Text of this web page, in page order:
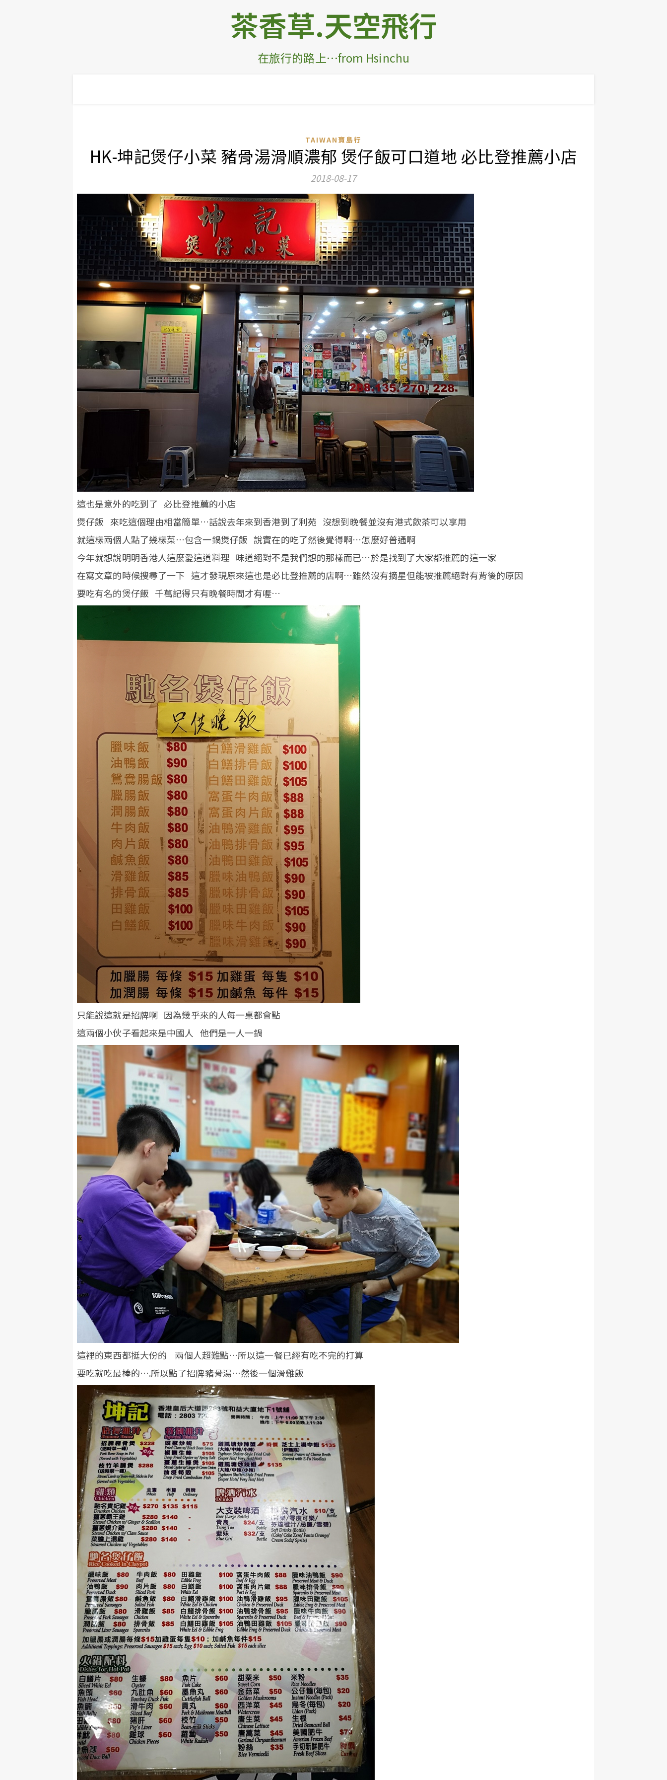
茶香草.天空飛行
在旅行的路上…from Hsinchu
TAIWAN寶島行
HK-坤記煲仔小菜 豬骨湯滑順濃郁 煲仔飯可口道地 必比登推薦小店
2018-08-17
這也是意外的吃到了 必比登推薦的小店
煲仔飯 來吃這個理由相當簡單…話說去年來到香港到了利苑 沒想到晚餐並沒有港式飲茶可以享用
就這樣兩個人點了幾樣菜…包含一鍋煲仔飯 說實在的吃了然後覺得啊…怎麼好普通啊
今年就想說明明香港人這麼愛這道料理 味道絕對不是我們想的那樣而已…於是找到了大家都推薦的這一家
在寫文章的時候搜尋了一下 這才發現原來這也是必比登推薦的店啊…雖然沒有摘星但能被推薦絕對有背後的原因
要吃有名的煲仔飯 千萬記得只有晚餐時間才有喔…
只能說這就是招牌啊 因為幾乎來的人每一桌都會點
這兩個小伙子看起來是中國人 他們是一人一鍋
這裡的東西都挺大份的 兩個人超難點…所以這一餐已經有吃不完的打算
要吃就吃最棒的….所以點了招牌豬骨湯…然後一個滑雞飯